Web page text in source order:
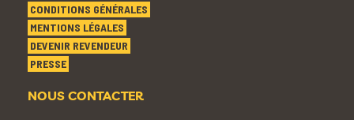
CONDITIONS GÉNÉRALES
MENTIONS LÉGALES
DEVENIR REVENDEUR
PRESSE
NOUS CONTACTER